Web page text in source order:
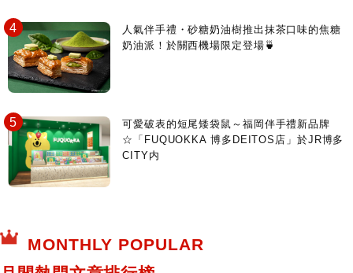
人氣伴手禮・砂糖奶油樹推出抹茶口味的焦糖
奶油派！於關西機場限定登場🍵
可愛破表的短尾矮袋鼠～福岡伴手禮新品牌
☆「FUQUOKKA 博多DEITOS店」於JR博多
CITY内
MONTHLY POPULAR